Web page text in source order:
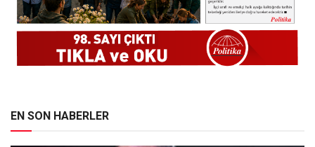
EN SON HABERLER